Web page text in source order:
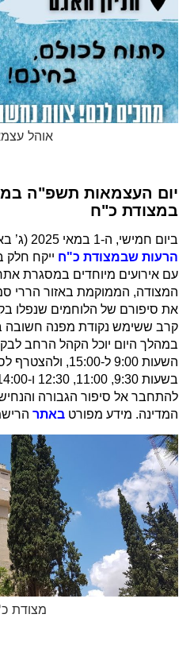
אוהל
יום העצמאות תשפ"ה
במצודת כ"ח
ביום חמישי, ה-1 במאי 2025 (ג’ באייר תשפ”ה),
הרעות שבמצודת כ"ח
עם אירועים מיוחדים במסגרת
המצודה, הממוקמת באזור הררי
את סיפורם של הלוחמים שנפלו
קרב ששימש נקודת מפנה חשובה
במהלך היום יוכל הקהל הרחב
השעות 9:00 ל-
להתחבר אל סיפור הגבורה
המדינה. מידע מפורט באתר
מצודת